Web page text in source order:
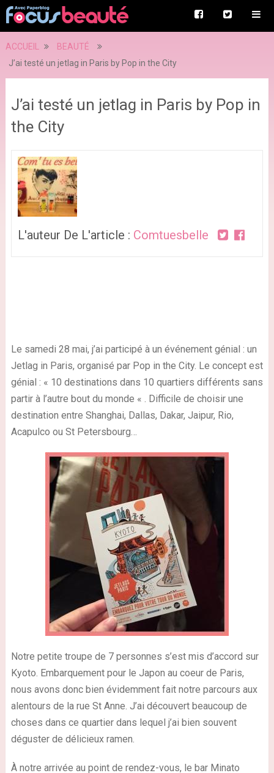
ACCUEIL
BEAUTÉ
J’ai testé un jetlag in Paris by Pop in the City
J’ai testé un jetlag in Paris by Pop in
the City
L'auteur De L'article : Comtuesbelle
Le samedi 28 mai, j’ai participé à un événement génial : un
Jetlag in Paris, organisé par Pop in the City. Le concept est
génial : « 10 destinations dans 10 quartiers différents sans
partir à l’autre bout du monde « . Difficile de choisir une
destination entre Shanghai, Dallas, Dakar, Jaipur, Rio,
Acapulco ou St Petersbourg…
Notre petite troupe de 7 personnes s’est mis d’accord sur
Kyoto. Embarquement pour le Japon au coeur de Paris,
nous avons donc bien évidemment fait notre parcours aux
alentours de la rue St Anne. J’ai découvert beaucoup de
choses dans ce quartier dans lequel j’ai bien souvent
déguster de délicieux ramen.
À notre arrivée au point de rendez-vous, le bar Minato